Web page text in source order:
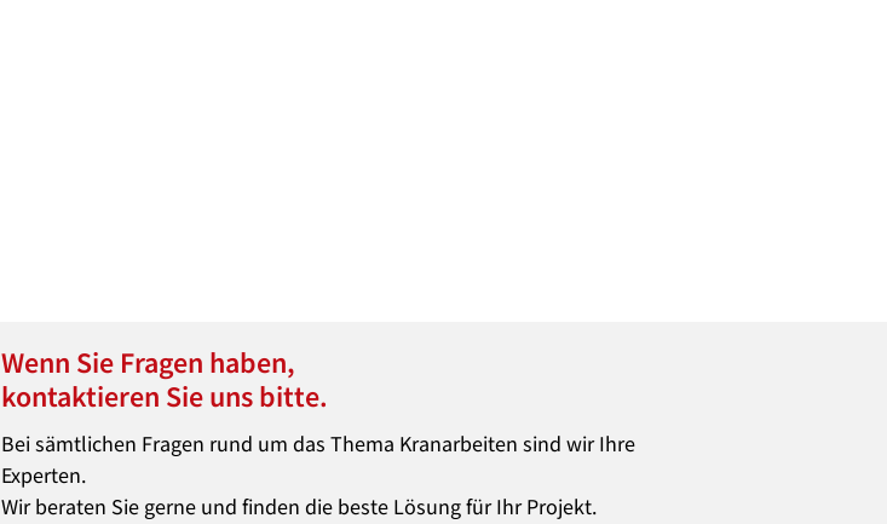
Wenn Sie Fragen haben,
kontaktieren Sie uns bitte.
Bei sämtlichen Fragen rund um das Thema Kranarbeiten sind wir Ihre
Experten.
Wir beraten Sie gerne und finden die beste Lösung für Ihr Projekt.